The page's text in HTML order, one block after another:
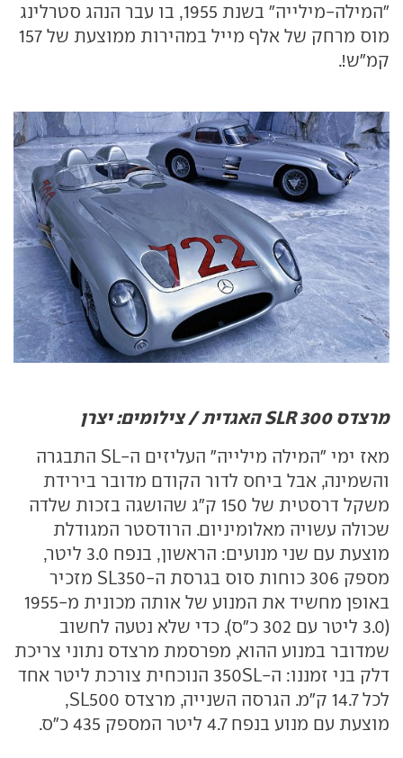
"המילה-מילייה" בשנת 1955, בו עבר הנהג סטרלינג
מוס מרחק של אלף מייל במהירות ממוצעת של 157
קמ"ש!.
מרצדס SLR 300 האגדית / צילומים: יצרן
מאז ימי "המילה מילייה" העליזים ה-SL התבגרה
והשמינה, אבל ביחס לדור הקודם מדובר בירידת
משקל דרסטית של 150 ק"ג שהושגה בזכות שלדה
שכולה עשויה מאלומיניום. הרודסטר המגודלת
מוצעת עם שני מנועים: הראשון, בנפח 3.0 ליטר,
מספק 306 כוחות סוס בגרסת ה-
SL350 מזכיר
באופן מחשיד את המנוע של אותה מכונית מ-1955
(3.0 ליטר עם 302 כ"ס). כדי שלא נטעה לחשוב
שמדובר במנוע ההוא, מפרסמת מרצדס נתוני צריכת
דלק בני זמננו: ה-SL
350 הנוכחית צורכת ליטר אחד
לכל 14.7 ק"מ. הגרסה השנייה, מרצדס
SL500
,
מוצעת עם מנוע בנפח 4.7 ליטר המספק 435 כ"ס.